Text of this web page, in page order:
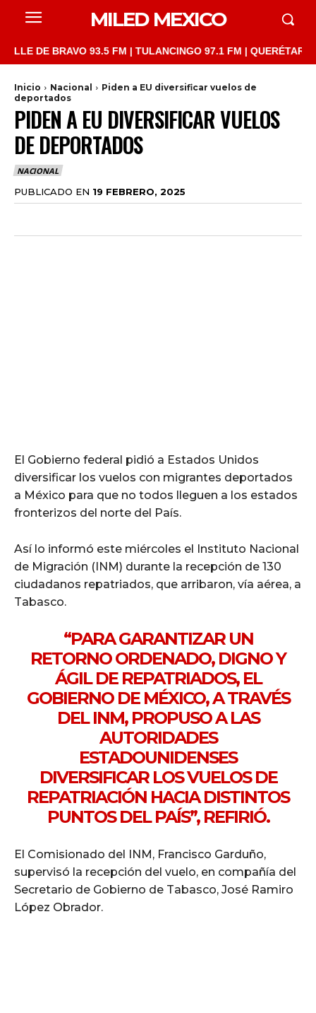
MILED MEXICO
BRAVO 93.5 FM | TULANCINGO 97.1 FM | QUERÉTARO
Inicio Nacional
Piden a EU diversificar vuelos de
deportados
PIDEN A EU DIVERSIFICAR VUELOS
DE DEPORTADOS
NACIONAL
PUBLICADO EN 19 FEBRERO, 2025
El Gobierno federal pidió a Estados Unidos
diversificar los vuelos con migrantes deportados
a México para que no todos lleguen a los estados
fronterizos del norte del País.
Así lo informó este miércoles el Instituto Nacional
de Migración (INM) durante la recepción de 130
ciudadanos repatriados, que arribaron, vía aérea, a
Tabasco.
“PARA GARANTIZAR UN
RETORNO ORDENADO, DIGNO Y
ÁGIL DE REPATRIADOS, EL
GOBIERNO DE MÉXICO, A TRAVÉS
DEL INM, PROPUSO A LAS
AUTORIDADES
ESTADOUNIDENSES
DIVERSIFICAR LOS VUELOS DE
REPATRIACIÓN HACIA DISTINTOS
PUNTOS DEL PAÍS”, REFIRIÓ.
El Comisionado del INM, Francisco Garduño,
supervisó la recepción del vuelo, en compañía del
Secretario de Gobierno de Tabasco, José Ramiro
López Obrador.